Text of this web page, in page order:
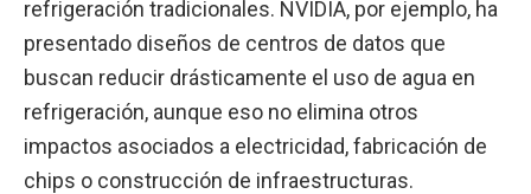
refrigeración tradicionales. NVIDIA, por ejemplo, ha
presentado diseños de centros de datos que
buscan reducir drásticamente el uso de agua en
refrigeración, aunque eso no elimina otros
impactos asociados a electricidad, fabricación de
chips o construcción de infraestructuras.